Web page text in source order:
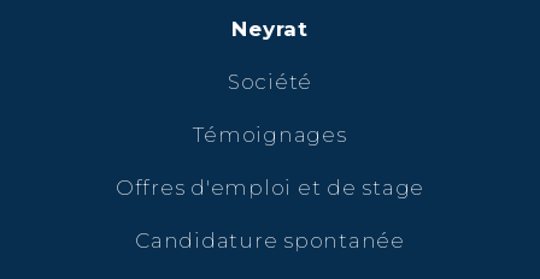
Neyrat
Société
Témoignages
Offres d'emploi et de stage
Candidature spontanée